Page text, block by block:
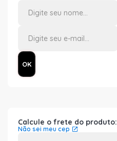
Calcule o frete do produto:
Não sei meu cep